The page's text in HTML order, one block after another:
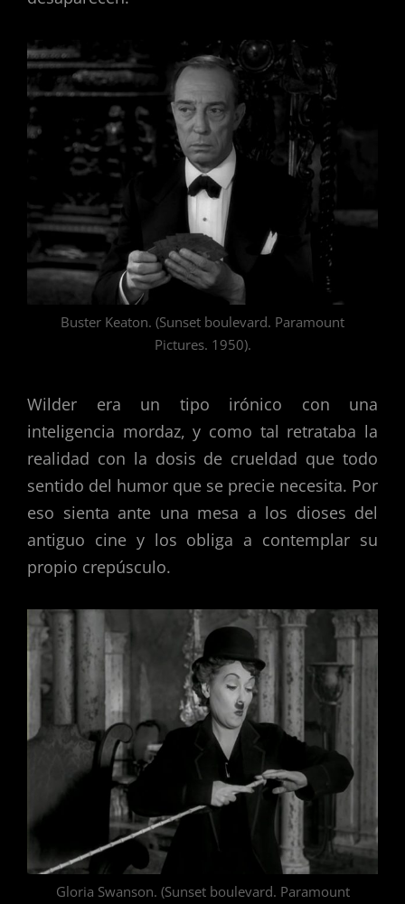
Buster Keaton. (Sunset boulevard. Paramount
Pictures. 1950).
Wilder era un tipo irónico con una
inteligencia mordaz, y como tal retrataba la
realidad con la dosis de crueldad que todo
sentido del humor que se precie necesita. Por
eso sienta ante una mesa a los dioses del
antiguo cine y los obliga a contemplar su
propio crepúsculo.
Gloria Swanson. (Sunset boulevard. Paramount